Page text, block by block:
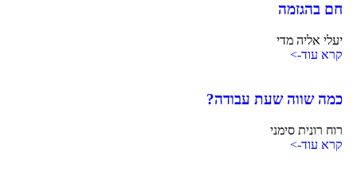
חם בהגזמה
יעלי אליה מדי
קרא עוד->
כמה שווה שעת עבודה?
רוח רונית סימני
קרא עוד->